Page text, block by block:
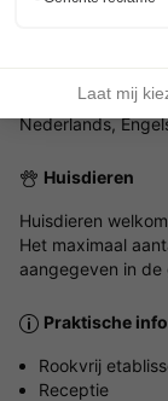
Nederlands,
Huisdieren
Huisdieren
Het maximaal
aangegeven in
Praktische
Rookvrij
Receptie